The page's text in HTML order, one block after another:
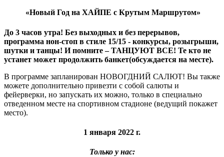
«Новый Год на ХАЙПЕ с Крутым Маршрутом»
До 3 часов утра! Без выходных и без перерывов,
программа нон-стоп в стиле 15/15 - конкурсы, розыгрыши,
шутки и танцы! И помните – ТАНЦУЮТ ВСЕ! Те кто не
устанет может продолжить банкет(обсуждается на месте).
В программе запланирован НОВОГДНИЙ САЛЮТ! Вы также
можете дополнительно привезти с собой салюты и
фейерверки, но запускать их можно, только в специально
отведенном месте на спортивном стадионе (ведущий покажет
место).
1 января 2022 г.
Только у нас: